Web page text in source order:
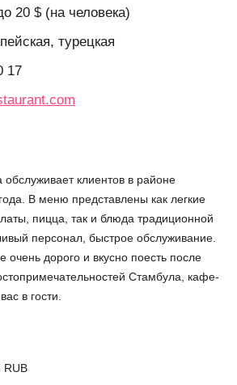
20 $ (на человека)
турецкая
17
клиентов в районе
В меню представлены как легкие
пицца, так и блюда традиционной
персонал, быстрое обслуживание.
очень дорого и вкусно поесть после
Стамбула, кафе-
в гости.
RUB